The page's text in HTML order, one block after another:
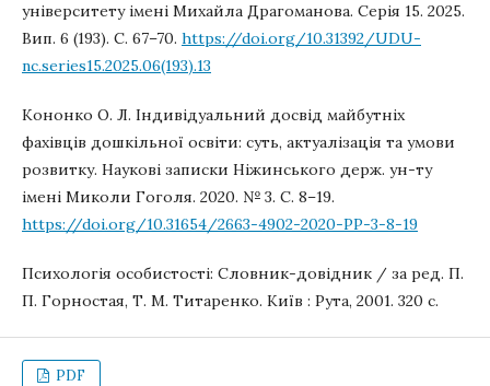
університету імені Михайла Драгоманова. Серія 15. 2025.
Вип. 6 (193). С. 67–70. https://doi.org/10.31392/UDU-
nc.series15.2025.06(193).13
Кононко О. Л. Індивідуальний досвід майбутніх
фахівців дошкільної освіти: суть, актуалізація та умови
розвитку. Наукові записки Ніжинського держ. ун-ту
імені Миколи Гоголя. 2020. № 3. С. 8–19.
https://doi.org/10.31654/2663-4902-2020-PP-3-8-19
Психологія особистості: Словник-довідник / за ред. П.
П. Горностая, Т. М. Титаренко. Київ : Рута, 2001. 320 с.
PDF